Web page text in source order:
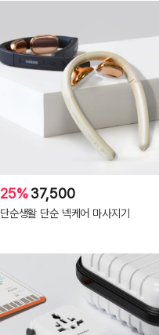
25%37,500
단순생활 단순 넥케어 마사지기